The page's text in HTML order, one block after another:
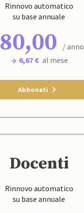
Rinnovo automatico
su base annuale
80,00
/ anno
6,67 € al mese
Abbonati
Docenti
Rinnovo automatico
su base annuale